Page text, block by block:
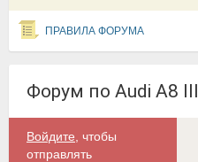
ПРАВИЛА ФОРУМА
Форум по Audi A8 III
Войдите , чтобы
отправлять